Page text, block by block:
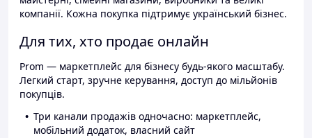
компанії. Кожна покупка підтримує український бізнес.
Для тих, хто продає онлайн
Prom — маркетплейс для бізнесу будь-якого масштабу.
Легкий старт, зручне керування, доступ до мільйонів
покупців.
Три канали продажів одночасно: маркетплейс,
мобільний додаток, власний сайт